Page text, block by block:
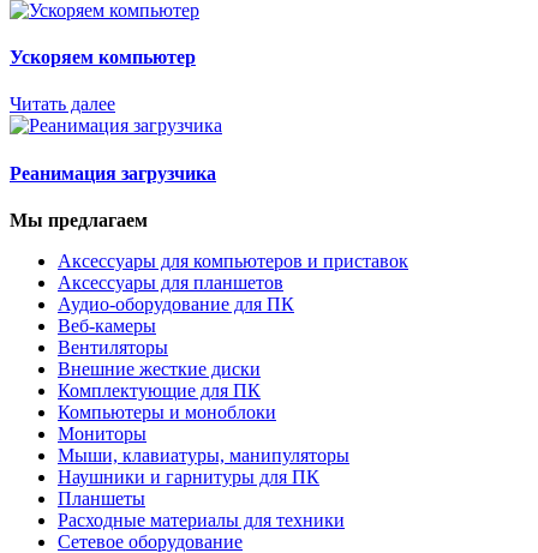
Ускоряем компьютер
Читать далее
Реанимация загрузчика
Мы предлагаем
Аксессуары для компьютеров и приставок
Аксессуары для планшетов
Аудио-оборудование для ПК
Веб-камеры
Вентиляторы
Внешние жесткие диски
Комплектующие для ПК
Компьютеры и моноблоки
Мониторы
Мыши, клавиатуры, манипуляторы
Наушники и гарнитуры для ПК
Планшеты
Расходные материалы для техники
Сетевое оборудование